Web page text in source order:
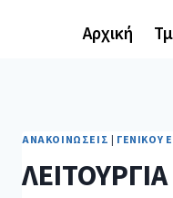
Αρχική
ΑΝΑΚΟΙΝΏΣΕΙΣ | ΓΕΝΙΚΟΎ